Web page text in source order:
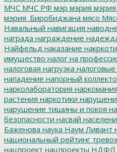
МЧС МЧС РФ мэр мэрия
мэрия_Биробиджана мясо
Навальный навигация
награда награждение
Найфельд наказание
имущество налог на
налоговая нагрузка
нападение напорный
нарколаборатория наркомания
растения наркотики
нарушение тишины и покоя
безопасности насвай
Баженова наука Наум Ливант
национальный рейтинг
нацпроект нацпроекты НДФЛ